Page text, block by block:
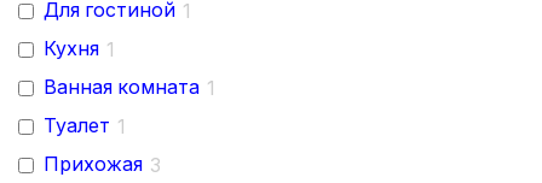
Для гостиной 1
Кухня 1
Ванная комната 1
Туалет 1
Прихожая 3